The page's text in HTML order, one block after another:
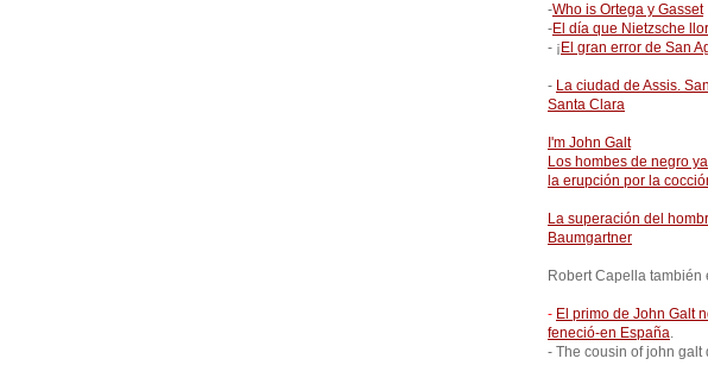
-Who is Ortega y Gasset
-El día que Nietzsche
- ¡ El gran error de San
- La ciudad de Assis.
Santa Clara
I'm John Galt
Los hombes de negro
la erupción por la
La superación del
Baumgartner
Robert Capella también
- El primo de John Galt
feneció-en España.
- The cousin of john galt